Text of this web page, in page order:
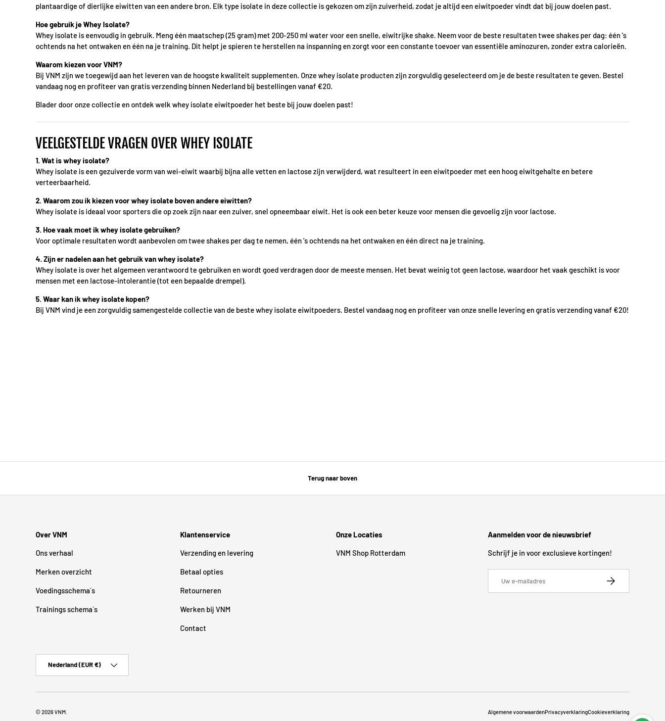
plantaardige of dierlijke eiwitten van een andere bron. Elk type isolate in deze collectie is gekozen om zijn zuiverheid, zodat je altijd een eiwitpoeder vindt dat bij jouw doelen past.
Hoe gebruik je Whey Isolate?
Whey isolate is eenvoudig in gebruik. Meng één maatschep (25 gram) met 200-250 ml water voor een snelle, eiwitrijke shake. Neem voor de beste resultaten twee shakes per dag: één 's
ochtends na het ontwaken en één na je training. Dit helpt je spieren te herstellen na inspanning en zorgt voor een constante toevoer van essentiële aminozuren, zonder extra calorieën.
Waarom kiezen voor VNM?
Bij VNM zijn we toegewijd aan het leveren van de hoogste kwaliteit supplementen. Onze whey isolate producten zijn zorgvuldig geselecteerd om je de beste resultaten te geven. Bestel
vandaag nog en profiteer van gratis verzending binnen Nederland bij bestellingen vanaf €20.
Blader door onze collectie en ontdek welk whey isolate eiwitpoeder het beste bij jouw doelen past!
VEELGESTELDE VRAGEN OVER WHEY ISOLATE
1. Wat is whey isolate?
Whey isolate is een gezuiverde vorm van wei-eiwit waarbij bijna alle vetten en lactose zijn verwijderd, wat resulteert in een eiwitpoeder met een hoog eiwitgehalte en betere
verteerbaarheid.
2. Waarom zou ik kiezen voor whey isolate boven andere eiwitten?
Whey isolate is ideaal voor sporters die op zoek zijn naar een zuiver, snel opneembaar eiwit. Het is ook een beter keuze voor mensen die gevoelig zijn voor lactose.
3. Hoe vaak moet ik whey isolate gebruiken?
Voor optimale resultaten wordt aanbevolen om twee shakes per dag te nemen, één 's ochtends na het ontwaken en één direct na je training.
4. Zijn er nadelen aan het gebruik van whey isolate?
Whey isolate is over het algemeen verantwoord te gebruiken en wordt goed verdragen door de meeste mensen. Het bevat weinig tot geen lactose, waardoor het vaak geschikt is voor
mensen met een lactose-intolerantie (tot een bepaalde drempel).
5. Waar kan ik whey isolate kopen?
Bij VNM vind je een zorgvuldig samengestelde collectie van de beste whey isolate eiwitpoeders. Bestel vandaag nog en profiteer van onze snelle levering en gratis verzending vanaf €20!
Terug naar boven
Over VNM
Ons verhaal
Merken overzicht
Voedingsschema´s
Trainings schema´s
Klantenservice
Verzending en levering
Betaal opties
Retourneren
Werken bij VNM
Contact
Onze Locaties
VNM Shop Rotterdam
Aanmelden voor de nieuwsbrief
Schrijf je in voor exclusieve kortingen!
Abonneer
Nederland (EUR €)
© 2026VNM Algemene voorwaardenPrivacyverklaringCookieverklaring